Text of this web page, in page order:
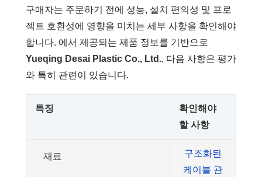
구매자는 주문하기 전에 성능, 설치 편의성 및 프로
젝트 호환성에 영향을 미치는 세부 사항을 확인해야
합니다. 에서 제공되는 제품 정보를 기반으로
Yueqing Desai Plastic Co., Ltd., 다음 사항은 평가
와 특히 관련이 있습니다.
특징
확인해야
할 사항
재료
구조화된
케이블 관